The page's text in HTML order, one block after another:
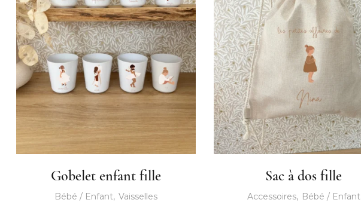
Gobelet enfant fille
Bébé / Enfant Vaisselles
Sac à dos fille
Accessoires
Bébé / Enfant